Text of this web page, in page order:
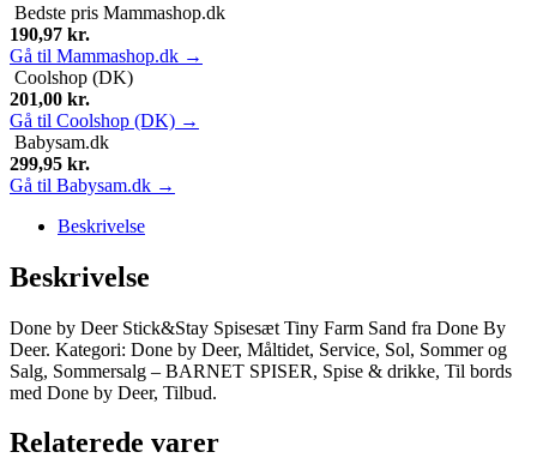
Bedste pris Mammashop.dk
190,97 kr.
Gå til Mammashop.dk →
Coolshop (DK)
201,00 kr.
Gå til Coolshop (DK) →
Babysam.dk
299,95 kr.
Gå til Babysam.dk →
Beskrivelse
Beskrivelse
Done by Deer Stick&Stay Spisesæt Tiny Farm Sand fra Done By
Deer. Kategori: Done by Deer, Måltidet, Service, Sol, Sommer og
Salg, Sommersalg – BARNET SPISER, Spise & drikke, Til bords
med Done by Deer, Tilbud.
Relaterede varer